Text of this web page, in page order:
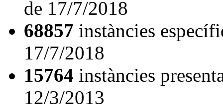
de 17/7/2018
68857 instàncies
17/7/2018
15764 instàncies
12/3/2013